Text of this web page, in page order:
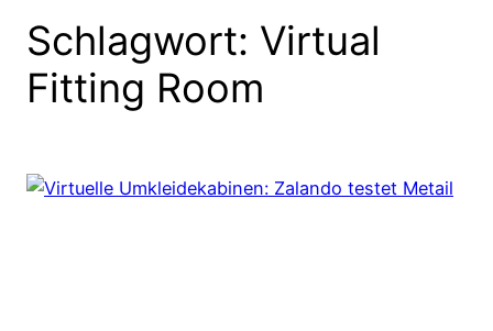
Schlagwort: Virtual
Fitting Room